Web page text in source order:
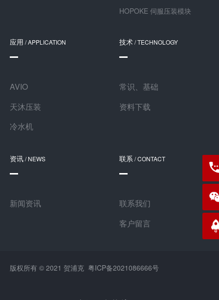
HOPOKE 伺服压装模块
应用 / APPLICATION
AVIO
天沐压装
冷水机
技术/ TECHNOLOGY
常识、基础
资料下载
资讯/ NEWS
新闻资讯
联系/ CONTACT
联系我们
客户留言
版权所有 © 2021 贺浦克 粤ICP备2021086666号